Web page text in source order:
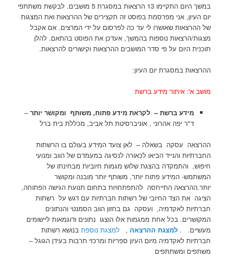
במשך היום התקיימו 13 הרצאות במסגרת 5 מושבים. לבקשת משתתפי
יום העיון, אני מפרסמת בפוסט זה תקצירים של ההרצאות ואת המצגות
של ההרצאות שאושרו לי עד כה לפרסום על ידי המרצים. אם אקבל
מצגות/הרצאות נוספות בהמשך, אעדכן את הפוסט בהתאם. להלן
תוכנית היום על פי סדר המושבים ההרצאות וקישורים להרצאות.
ההרצאות במסגרת יום העיון:
מושב א': איתור מידע ברשת
מידע ברשת – לקראת מידע פתוח, משותף ומקושר יותר–
ד"ר יפה אהרוני , אוניברסיטת תל אביב, מכללת בית ברל
ההרצאה עסקה בשאלה – לאן צועד המידע בעולם בו הרשתות
החברתיות והנייד הביאו לכאורה לנסיגה במעמדם של הווב ומנועי
חיפוש, והתמקדה בהצגת שלוש מגמות חיוביות מבחינתו של
המשתמש- המידע פתוח יותר, משותף יותר מובנה ומקושר
יותר.ההרצאה התייחסה להתפתחויות בתחום תנועת הגישה הפתוחה,
הציגה את הצד החיובי של רשתות חברתיות עם דגש על רשתות
חברתיות לאקדמיה, ועסקה גם בחזון הווב הסמנטי והנתונים
המקושרים. בכל אחת ממגמות אלו הוצגו נתונים ודוגמאות ליישומים
מעשיים. .למצגת ההרצאה ,למצגת נוספתבנושא רשתות
חברתיות לאקדמיה מיום העיון ספריות ומרכזי תרבות בעידן הגוגל –
משתפים ומשתתפים